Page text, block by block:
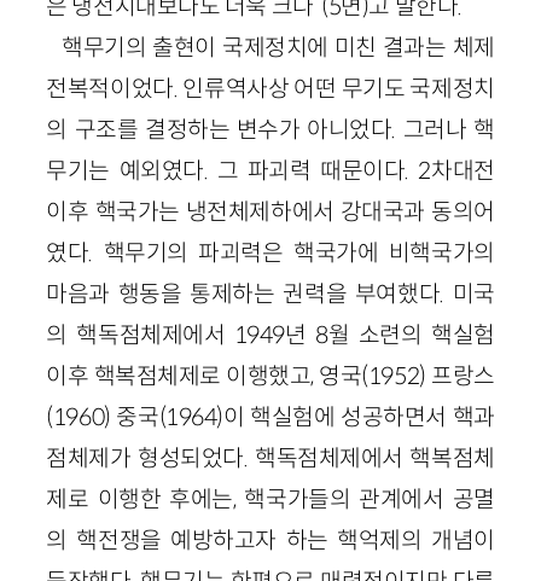
은 냉전시대보다도 더욱 크다”(5면)고 말한다.
핵무기의 출현이 국제정치에 미친 결과는 체제
전복적이었다. 인류역사상 어떤 무기도 국제정치
의 구조를 결정하는 변수가 아니었다. 그러나 핵
무기는 예외였다. 그 파괴력 때문이다. 2차대전
이후 핵국가는 냉전체제하에서 강대국과 동의어
였다. 핵무기의 파괴력은 핵국가에 비핵국가의
마음과 행동을 통제하는 권력을 부여했다. 미국
의 핵독점체제에서 1949년 8월 소련의 핵실험
이후 핵복점체제로 이행했고, 영국(1952) 프랑스
(1960) 중국(1964)이 핵실험에 성공하면서 핵과
점체제가 형성되었다. 핵독점체제에서 핵복점체
제로 이행한 후에는, 핵국가들의 관계에서 공멸
의 핵전쟁을 예방하고자 하는 핵억제의 개념이